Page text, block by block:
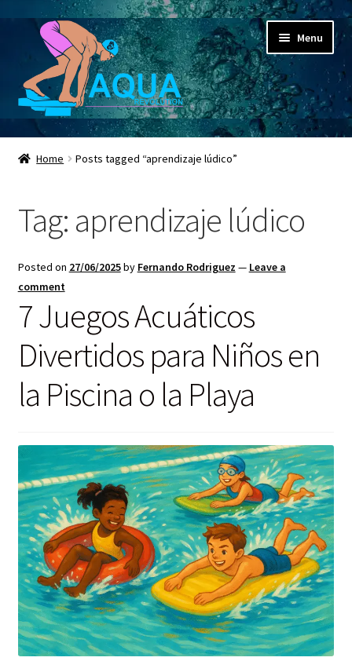
Skip
navigation
Skip
content
Menu
Aqua Revolution
Expand
Espacio Educativo
Social Media
Contactanos ahora
Home Posts tagged “aprendizaje lúdico”
Tag: aprendizaje lúdico
Posted on 27/06/2025by Fernando Rodriguez — Leave a
comment
7 Juegos Acuáticos
Divertidos para Niños en
la Piscina o la Playa